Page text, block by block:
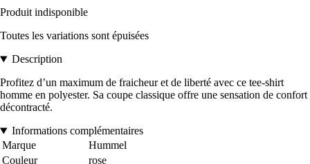
Produit indisponible
Toutes les variations sont épuisées
Description
Profitez d’un maximum de fraicheur et de liberté avec ce tee-shirt
homme en polyester. Sa coupe classique offre une sensation de confort
décontracté.
Informations complémentaires
Marque
Hummel
Couleur
rose